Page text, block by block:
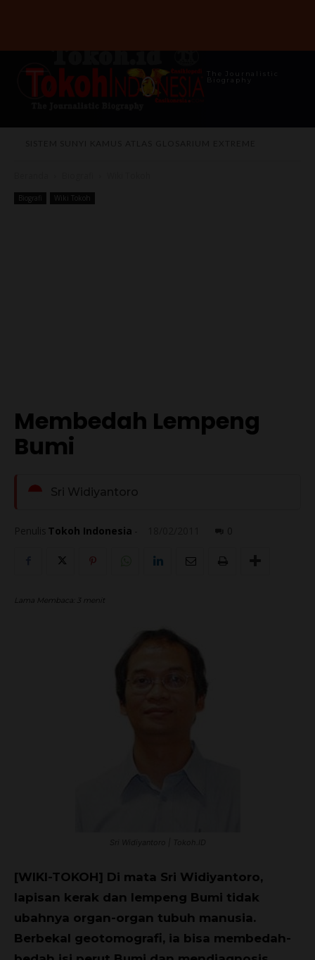
The Journalistic
Biography
Biografi Wiki Tokoh
Membedah Lempeng
Bumi
Sri Widiyantoro
Tokoh Indonesia
Lama Membaca: 3 menit
[WIKI-TOKOH] Di mata Sri Widiyantoro,
lapisan kerak dan lempeng Bumi tidak
ubahnya organ-organ tubuh manusia.
Berbekal geotomografi, ia bisa membedah-